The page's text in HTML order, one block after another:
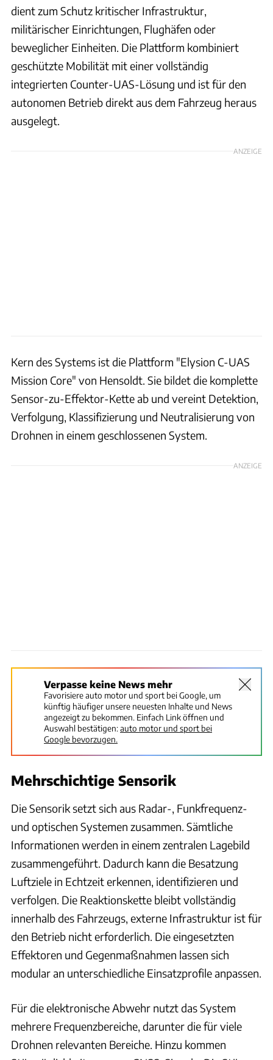
dient zum Schutz kritischer Infrastruktur,
militärischer Einrichtungen, Flughäfen oder
beweglicher Einheiten. Die Plattform kombiniert
geschützte Mobilität mit einer vollständig
integrierten Counter-UAS-Lösung und ist für den
autonomen Betrieb direkt aus dem Fahrzeug heraus
ausgelegt.
ANZEIGE
Kern des Systems ist die Plattform "Elysion C-UAS
Mission Core" von Hensoldt. Sie bildet die komplette
Sensor-zu-Effektor-Kette ab und vereint Detektion,
Verfolgung, Klassifizierung und Neutralisierung von
Drohnen in einem geschlossenen System.
ANZEIGE
Verpasse keine News mehr
Favorisiere auto motor und sport bei Google, um
künftig häufiger unsere neuesten Inhalte und News
angezeigt zu bekommen. Einfach Link öffnen und
Auswahl bestätigen:auto motor und sport bei
Google bevorzugen.
Mehrschichtige Sensorik
Die Sensorik setzt sich aus Radar-, Funkfrequenz-
und optischen Systemen zusammen. Sämtliche
Informationen werden in einem zentralen Lagebild
zusammengeführt. Dadurch kann die Besatzung
Luftziele in Echtzeit erkennen, identifizieren und
verfolgen. Die Reaktionskette bleibt vollständig
innerhalb des Fahrzeugs, externe Infrastruktur ist für
den Betrieb nicht erforderlich. Die eingesetzten
Effektoren und Gegenmaßnahmen lassen sich
modular an unterschiedliche Einsatzprofile anpassen.
Für die elektronische Abwehr nutzt das System
mehrere Frequenzbereiche, darunter die für viele
Drohnen relevanten Bereiche. Hinzu kommen